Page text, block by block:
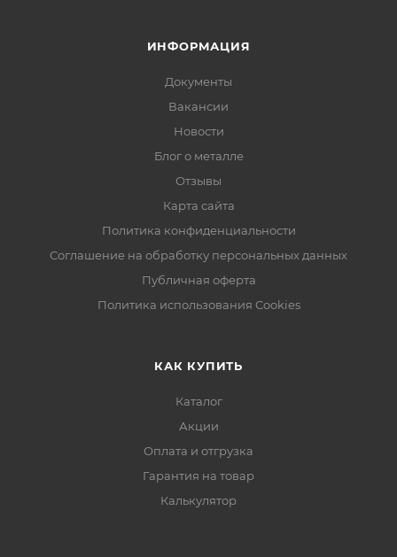
ИНФОРМАЦИЯ
Документы
Вакансии
Новости
Блог о металле
Отзывы
Карта сайта
Политика конфиденциальности
Соглашение на обработку персональных данных
Публичная оферта
Политика использования Cookies
КАК КУПИТЬ
Каталог
Акции
Оплата и отгрузка
Гарантия на товар
Калькулятор